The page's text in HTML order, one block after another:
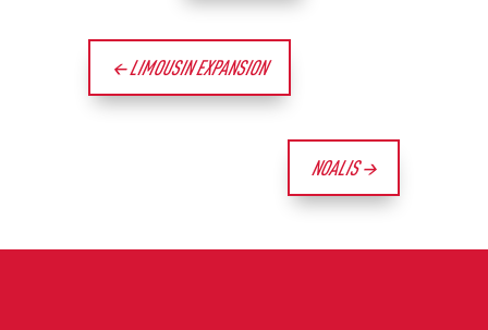
←LIMOUSIN EXPANSION
NOALIS→